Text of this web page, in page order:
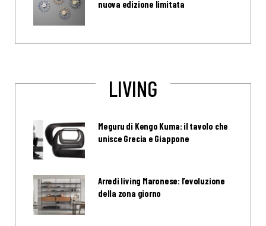
nuova edizione limitata
LIVING
Meguru di Kengo Kuma: il tavolo che
unisce Grecia e Giappone
Arredi living Maronese: l’evoluzione
della zona giorno